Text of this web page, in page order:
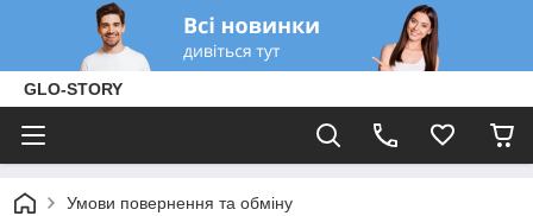
GLO-STORY
Умови повернення та обміну